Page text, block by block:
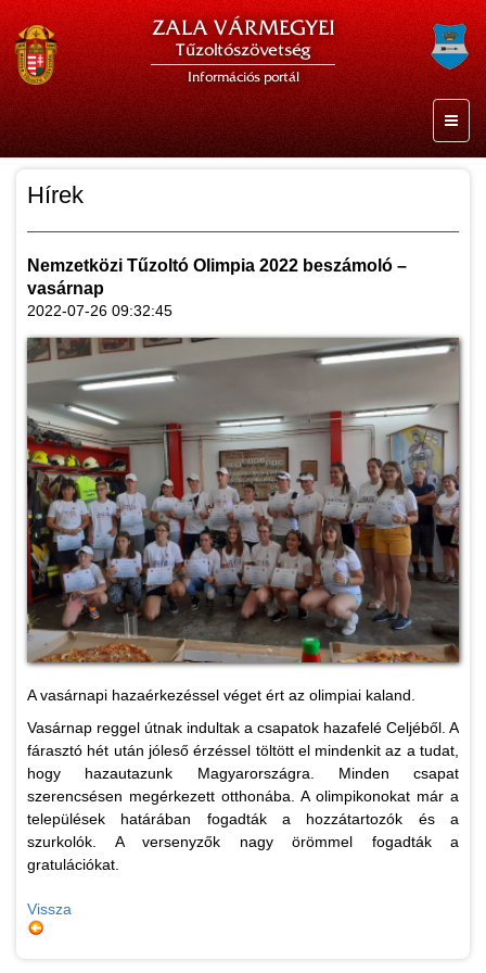
ZALA VÁRMEGYEI
Tűzoltószövetség
Információs portál
Hírek
Nemzetközi Tűzoltó Olimpia 2022 beszámoló –
vasárnap
2022-07-26 09:32:45
A vasárnapi hazaérkezéssel véget ért az olimpiai kaland.
Vasárnap reggel útnak indultak a csapatok hazafelé Celjéből. A
fárasztó hét után jóleső érzéssel töltött el mindenkit az a tudat,
hogy hazautazunk Magyarországra. Minden csapat
szerencsésen megérkezett otthonába. A olimpikonokat már a
települések határában fogadták a hozzátartozók és a
szurkolók. A versenyzők nagy örömmel fogadták a
gratulációkat.
Vissza